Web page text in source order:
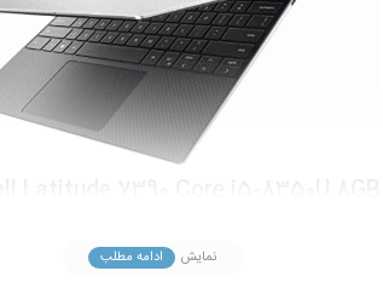
نمایش ادامه مطلب